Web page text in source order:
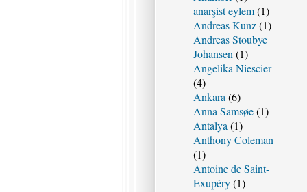
anarşist eylem(1)
Andreas Kunz(1)
Andreas Stoubye
Johansen (1)
Angelika Niescier
(4)
Ankara (6)
Anna Samsøe(1)
Antalya (1)
Anthony Coleman
(1)
Antoine de Saint-
Exupéry(1)